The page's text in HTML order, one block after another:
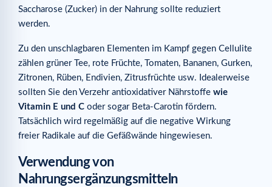
Saccharose (Zucker) in der Nahrung sollte reduziert
werden.
Zu den unschlagbaren Elementen im Kampf gegen Cellulite
zählen grüner Tee, rote Früchte, Tomaten, Bananen, Gurken,
Zitronen, Rüben, Endivien, Zitrusfrüchte usw. Idealerweise
sollten Sie den Verzehr antioxidativer Nährstoffe wie
Vitamin E und C oder sogar Beta-Carotin fördern.
Tatsächlich wird regelmäßig auf die negative Wirkung
freier Radikale auf die Gefäßwände hingewiesen.
Verwendung von
Nahrungsergänzungsmitteln